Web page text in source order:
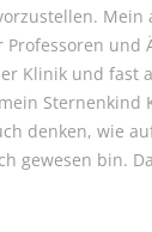
Mein
Professoren und
Klinik und fast
Sternenkind
denken, wie
gewesen bin.